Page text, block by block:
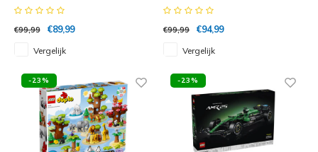
Technic
Paradijsvogelplant
€99,99
€89,99
Vergelijk
€99,99
€94,99
Vergelijk
-23% -23%